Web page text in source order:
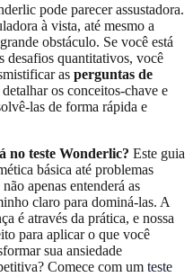
pode parecer assustadora.
à vista, até mesmo a
obstáculo. Se você está
desafios quantitativos, você
as perguntas de
os conceitos-chave e
las de forma rápida e
no teste Wonderlic? Este guia
básica até problemas
apenas entenderá as
claro para dominá-las. A
é através da prática, e nossa
para aplicar o que você
sua ansiedade
Comece com um teste